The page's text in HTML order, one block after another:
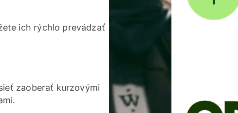
ich rýchlo prevádzať
zaoberať kurzovými